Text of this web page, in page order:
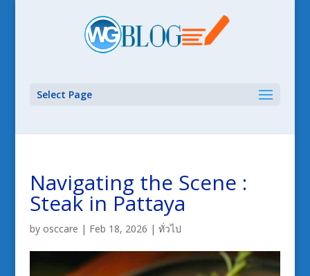
Select Page
Navigating the Scene :
Steak in Pattaya
by osccare | Feb 18, 2026 | ทั่วไป